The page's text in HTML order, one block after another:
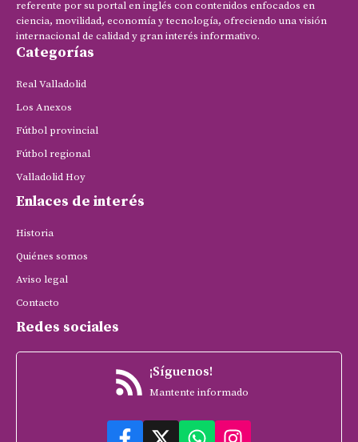
referente por su portal en inglés con contenidos enfocados en
ciencia, movilidad, economía y tecnología, ofreciendo una visión
internacional de calidad y gran interés informativo.
Categorías
Real Valladolid
Los Anexos
Fútbol provincial
Fútbol regional
Valladolid Hoy
Enlaces de interés
Historia
Quiénes somos
Aviso legal
Contacto
Redes sociales
¡Síguenos!
Mantente informado